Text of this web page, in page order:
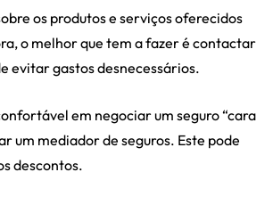
os produtos e serviços oferecidos
o melhor que tem a fazer é contactar
evitar gastos desnecessários.
em negociar um seguro “cara
um mediador de seguros. Este pode
descontos.